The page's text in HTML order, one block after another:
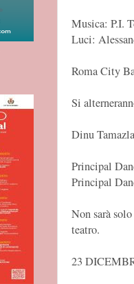
Musica: P.I.
Luci:
Roma City
Si
Dinu
Principal
Principal
Non sarà
teatro.
23